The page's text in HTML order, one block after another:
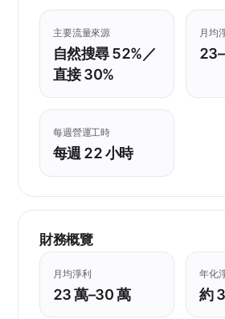
主要流量來源
自然搜尋 52%／
直接 30%
月均
每週營運工時
每週 22 小時
財務概覽
月均淨利
23 萬–30 萬
年化
約